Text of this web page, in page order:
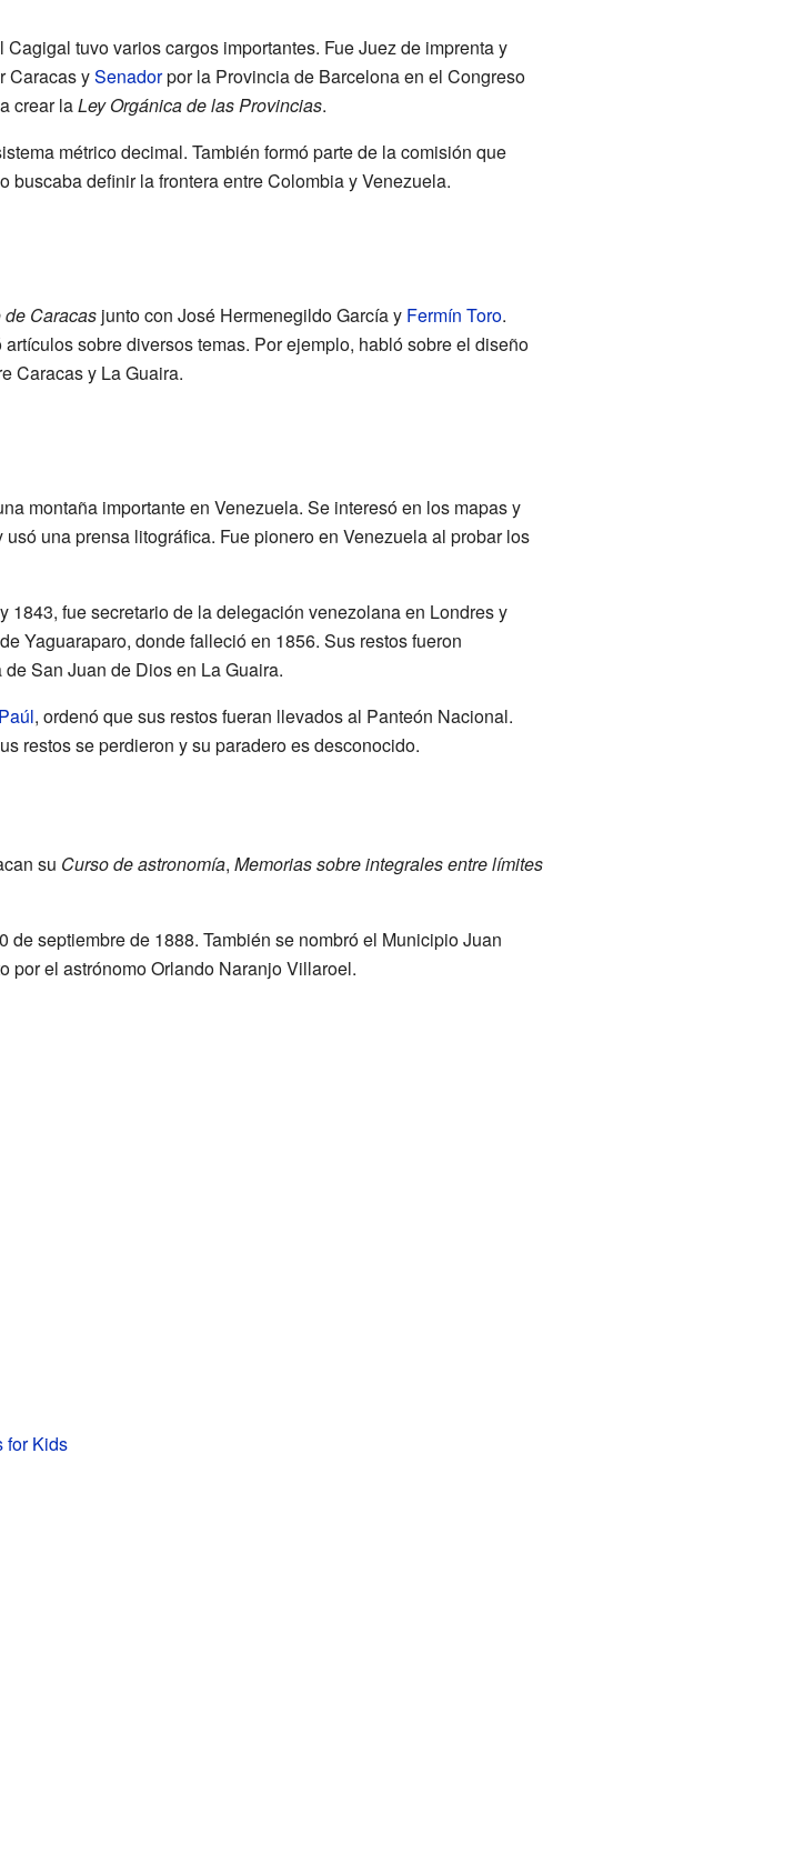
tuvo varios cargos importantes. Fue Juez de imprenta y
Caracas ySenadorpor la Provincia de Barcelona en el Congreso
crear laLey Orgánica de las Provincias.
métrico decimal. También formó parte de la comisión que
definir la frontera entre Colombia y Venezuela.
de Caracasjunto con José Hermenegildo García y Fermín Toro.
sobre diversos temas. Por ejemplo, habló sobre el diseño
Caracas y La Guaira.
montaña importante en Venezuela. Se interesó en los mapas y
usó una prensa litográfica. Fue pionero en Venezuela al probar los
fue secretario de la delegación venezolana en Londres y
Yaguaraparo, donde falleció en 1856. Sus restos fueron
San Juan de Dios en La Guaira.
, ordenó que sus restos fueran llevados al Panteón Nacional.
restos se perdieron y su paradero es desconocido.
su Curso de astronomía, Memorias sobre integrales entre límites
septiembre de 1888. También se nombró el Municipio Juan
por el astrónomo Orlando Naranjo Villaroel.
for Kids